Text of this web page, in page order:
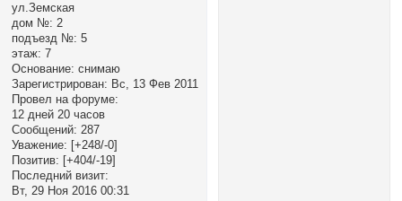
ул.Земская
дом №: 2
подъезд №: 5
этаж: 7
Основание: снимаю
Зарегистрирован: Вс, 13 Фев 2011
Провел на форуме:
12 дней 20 часов
Сообщений: 287
Уважение: [+248/-0]
Позитив: [+404/-19]
Последний визит:
Вт, 29 Ноя 2016 00:31